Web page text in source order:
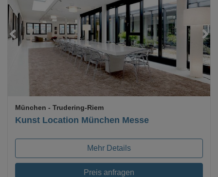
Loading...
Kunst Location München Messe
München - Trudering-Riem
Mehr Details
Preis anfragen